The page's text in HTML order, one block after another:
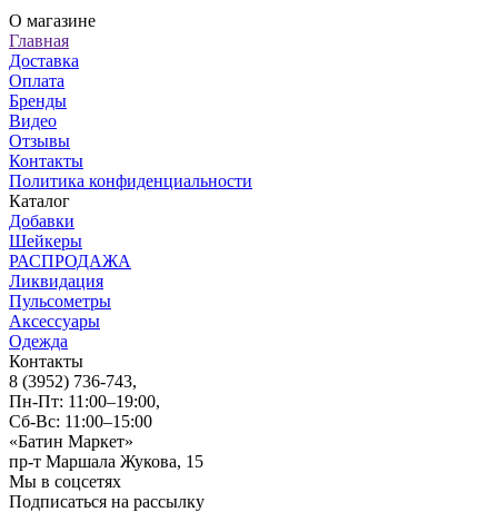
О магазине
Главная
Доставка
Оплата
Бренды
Видео
Отзывы
Контакты
Политика конфиденциальности
Каталог
Добавки
Шейкеры
РАСПРОДАЖА
Ликвидация
Пульсометры
Аксессуары
Одежда
Контакты
8 (3952) 736-743,
Пн-Пт: 11:00–19:00,
Сб-Вс: 11:00–15:00
«Батин Маркет»
пр-т Маршала Жукова, 15
Мы в соцсетях
Подписаться на рассылку